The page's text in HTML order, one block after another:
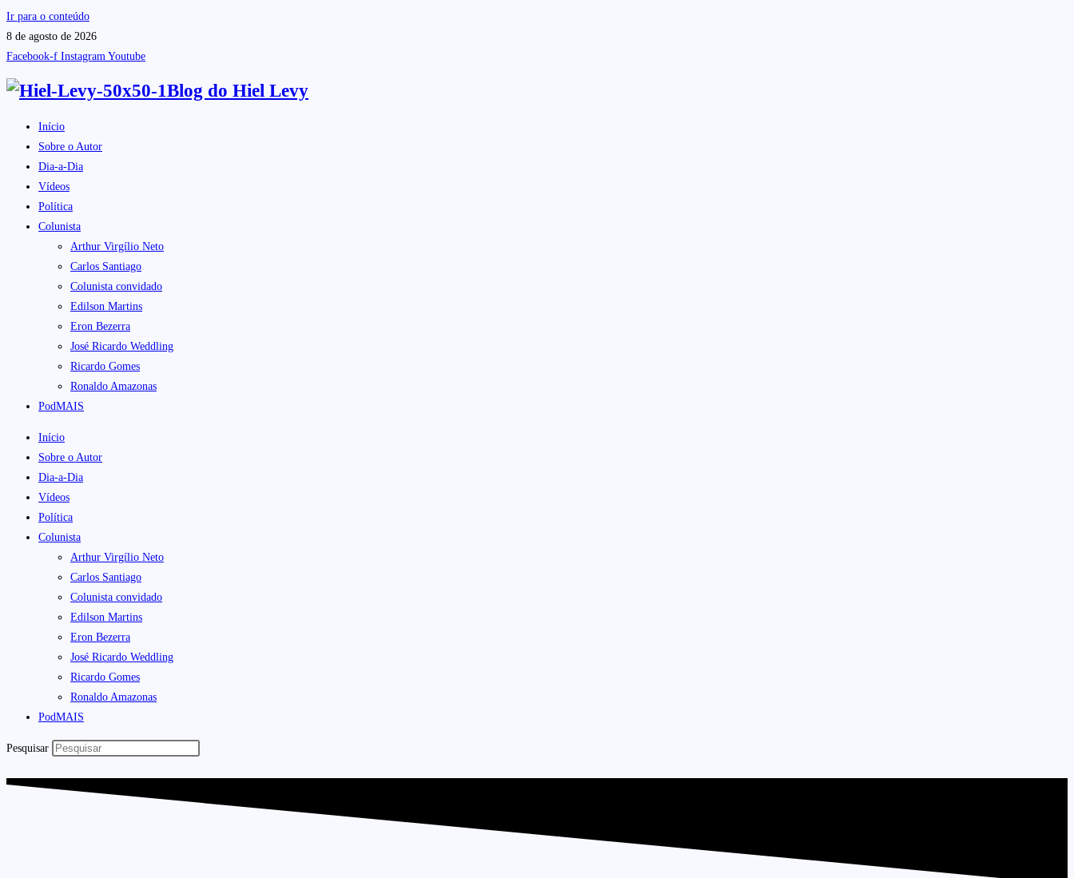
Ir para o conteúdo
8 de agosto de 2026
Facebook-f Instagram Youtube
Blog do Hiel Levy
Início
Sobre o Autor
Dia-a-Dia
Vídeos
Política
Colunista
Arthur Virgílio Neto
Carlos Santiago
Colunista convidado
Edilson Martins
Eron Bezerra
José Ricardo Weddling
Ricardo Gomes
Ronaldo Amazonas
PodMAIS
Início
Sobre o Autor
Dia-a-Dia
Vídeos
Política
Colunista
Arthur Virgílio Neto
Carlos Santiago
Colunista convidado
Edilson Martins
Eron Bezerra
José Ricardo Weddling
Ricardo Gomes
Ronaldo Amazonas
PodMAIS
Pesquisar